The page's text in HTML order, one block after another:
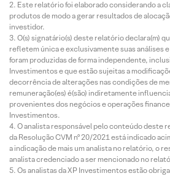
Este relatório foi elaborado considerando a
produtos de modo a gerar resultados de
investidor.
O(s) signatário(s) deste relatório declara(m)
refletem única e exclusivamente suas análises
foram produzidas de forma independente,
Investimentos e que estão sujeitas a
decorrência de alterações nas condições de
remuneração(es) é(são) indiretamente
provenientes dos negócios e operações
Investimentos.
O analista responsável pelo conteúdo deste
da Resolução CVM nº 20/2021 está indicado
a indicação de mais um analista no relatório, o
analista credenciado a ser mencionado no
Os analistas da XP Investimentos estão